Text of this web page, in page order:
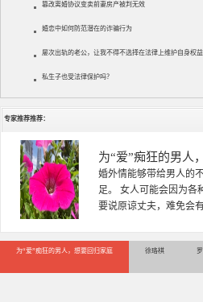
篡改离婚协议变卖前妻房产被判无效
婚恋中如何防范潜在的诈骗行为
屡次出轨的老公，让我不得不选择在法律上维护自身权益
私生子也受法律保护吗？
专家推荐推荐：
徐珞棋
徐珞棋，婚姻家庭咨询
多年，对婚姻情感分析
千小时，积累了丰富的
为“爱”痴狂的男人，想要回归家庭 徐珞棋